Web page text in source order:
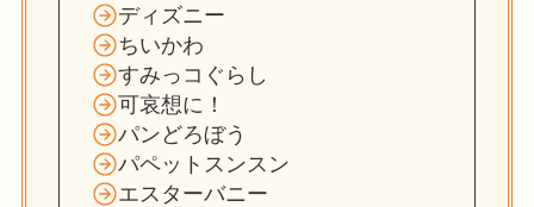
ディズニー
ちいかわ
すみっコぐらし
可哀想に！
パンどろぼう
パペットスンスン
エスターバニー